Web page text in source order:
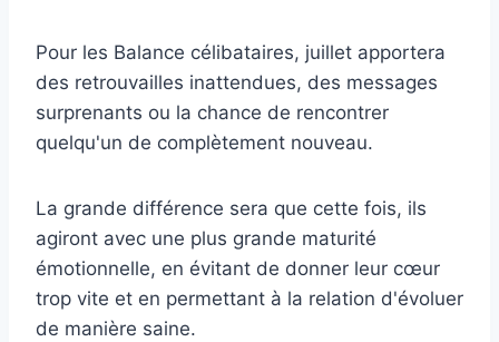
Pour les Balance célibataires, juillet apportera
des retrouvailles inattendues, des messages
surprenants ou la chance de rencontrer
quelqu'un de complètement nouveau.
La grande différence sera que cette fois, ils
agiront avec une plus grande maturité
émotionnelle, en évitant de donner leur cœur
trop vite et en permettant à la relation d'évoluer
de manière saine.